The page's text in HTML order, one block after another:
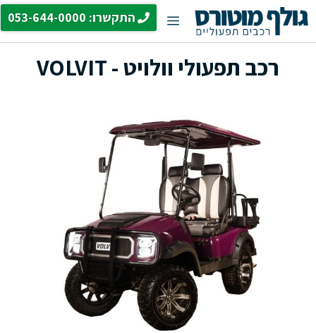
לדלג
תפריט התקשרו: 053-644-0000
רכב תפעולי וולויט - VOLVIT